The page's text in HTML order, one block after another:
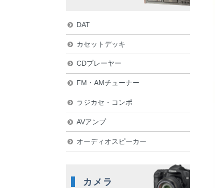
DAT
カセットデッキ
CDプレーヤー
FM・AMチューナー
ラジカセ・コンポ
AVアンプ
オーディオスピーカー
カメラ